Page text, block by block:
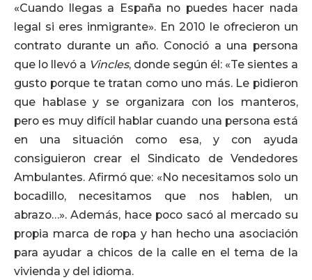
«Cuando llegas a España no puedes hacer nada
legal si eres inmigrante». En 2010 le ofrecieron un
contrato durante un año. Conoció a una persona
que lo llevó a Vincles, donde según él: «Te sientes a
gusto porque te tratan como uno más. Le pidieron
que hablase y se organizara con los manteros,
pero es muy difícil hablar cuando una persona está
en una situación como esa, y con ayuda
consiguieron crear el Sindicato de Vendedores
Ambulantes. Afirmó que: «No necesitamos solo un
bocadillo, necesitamos que nos hablen, un
abrazo…». Además, hace poco sacó al mercado su
propia marca de ropa y han hecho una asociación
para ayudar a chicos de la calle en el tema de la
vivienda y del idioma.